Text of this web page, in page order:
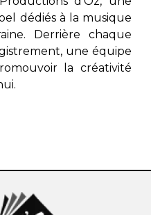
dédiés à la musique
Derrière chaque
une équipe
la créativité